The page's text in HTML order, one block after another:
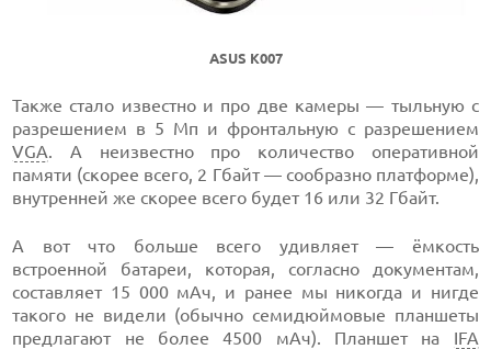
ASUS K007
Также стало известно и про две камеры — тыльную с
разрешением в 5 Мп и фронтальную с разрешением
VGA. А неизвестно про количество оперативной
памяти (скорее всего, 2 Гбайт — сообразно платформе),
внутренней же скорее всего будет 16 или 32 Гбайт.
А вот что больше всего удивляет — ёмкость
встроенной батареи, которая, согласно документам,
составляет 15 000 мАч, и ранее мы никогда и нигде
такого не видели (обычно семидюймовые планшеты
предлагают не более 4500 мАч). Планшет на IFA